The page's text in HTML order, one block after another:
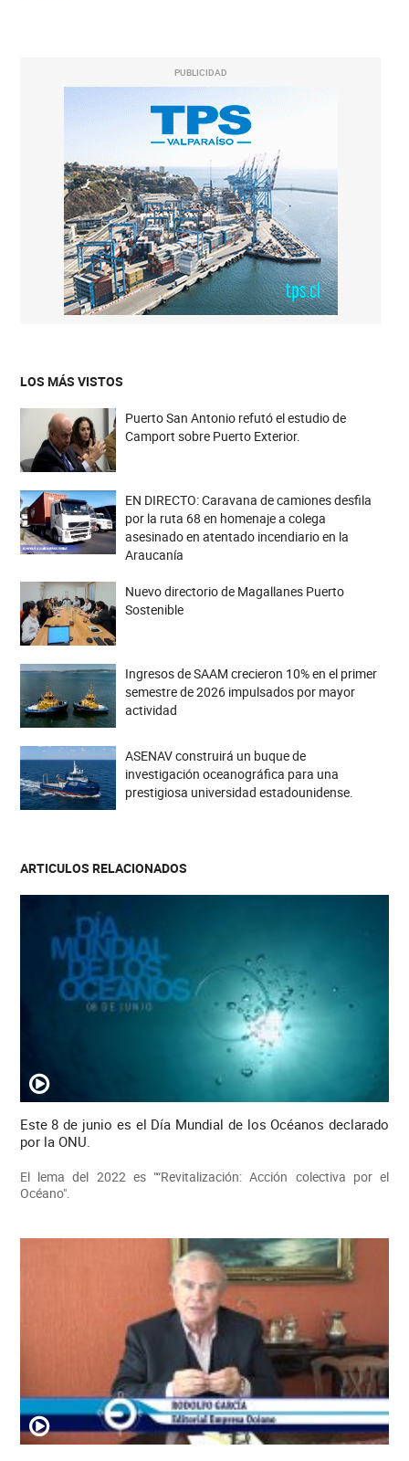
PUBLICIDAD
LOS MÁS VISTOS
Puerto San Antonio refutó el estudio de
Camport sobre Puerto Exterior.
EN DIRECTO: Caravana de camiones desfila
por la ruta 68 en homenaje a colega
asesinado en atentado incendiario en la
Araucanía
Nuevo directorio de Magallanes Puerto
Sostenible
Ingresos de SAAM crecieron 10% en el primer
semestre de 2026 impulsados por mayor
actividad
ASENAV construirá un buque de
investigación oceanográfica para una
prestigiosa universidad estadounidense.
ARTICULOS RELACIONADOS
Este 8 de junio es el Día Mundial de los Océanos declarado
por la ONU.
El lema del 2022 es "“Revitalización: Acción colectiva por el
Océano".